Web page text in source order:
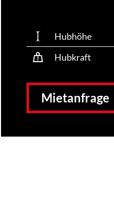
Hubhöhe
Hubkraft
Mietanfrage